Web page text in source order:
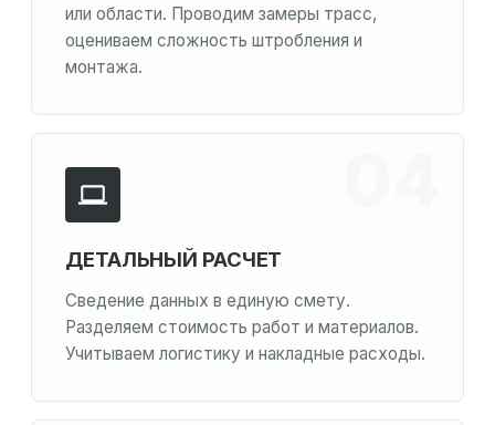
или области. Проводим замеры трасс,
оцениваем сложность штробления и
монтажа.
ДЕТАЛЬНЫЙ РАСЧЕТ
Сведение данных в единую смету.
Разделяем стоимость работ и материалов.
Учитываем логистику и накладные расходы.